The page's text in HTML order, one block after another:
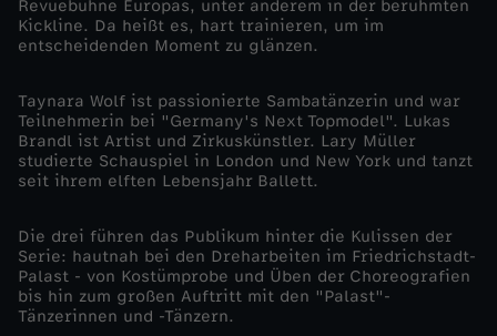
s
t
:
e
r
Revuebühne Europas, unter anderem in der berühmten
Kickline. Da heißt es, hart trainieren, um im
entscheidenden Moment zu glänzen.
Taynara Wolf ist passionierte Sambatänzerin und war
Teilnehmerin bei "Germany's Next Topmodel". Lukas
Brandl ist Artist und Zirkuskünstler. Lary Müller
studierte Schauspiel in London und New York und tanzt
seit ihrem elften Lebensjahr Ballett.
Die drei führen das Publikum hinter die Kulissen der
Serie: hautnah bei den Dreharbeiten im Friedrichstadt-
Palast - von Kostümprobe und Üben der Choreografien
bis hin zum großen Auftritt mit den "Palast"-
Tänzerinnen und -Tänzern.